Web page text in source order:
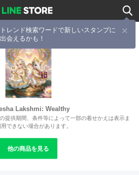
トレンド検索ワードで新しいスタンプに
出会えるかも！
Lakshmi: Wealthy
提供期間、条件等によって一部の着せかえは表示ま
できない場合があります。
他の商品を見る